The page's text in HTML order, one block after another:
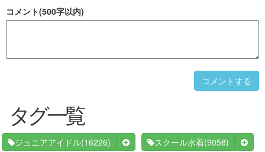
コメント(500字以内)
コメントする
タグ一覧
ジュニアアイドル(16226) スクール水着(9058)